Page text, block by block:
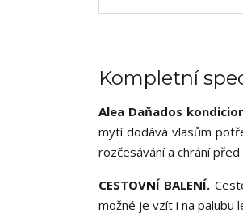
Kompletní
Alea Daňados
mytí dodává vlasům
rozčesávání a chrání
CESTOVNÍ BALENÍ.
možné je vzít i na palubu